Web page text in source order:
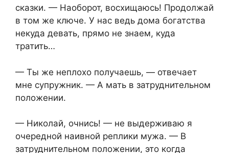
сказки. — Наоборот, восхищаюсь! Продолжай
в том же ключе. У нас ведь дома богатства
некуда девать, прямо не знаем, куда
тратить…
— Ты же неплохо получаешь, — отвечает
мне супружник. — А мать в затруднительном
положении.
— Николай, очнись! — не выдерживаю я
очередной наивной реплики мужа. — В
затруднительном положении, это когда